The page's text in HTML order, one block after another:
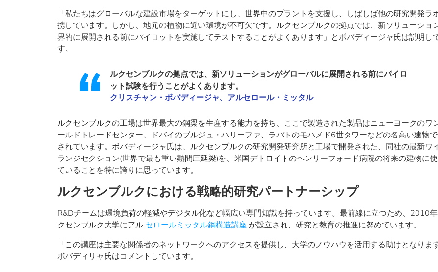
「私たちはグローバルな建設市場をターゲットにし、世界中のプラントを支援し、しばしば他の研究開発ラ
携しています。しかし、地元の植物に近い環境が不可欠です。ルクセンブルクの拠点では、新ソリューショ
界的に展開される前にパイロットを実施してテストすることがよくあります」とボバディージャ氏は説明し
す。
ルクセンブルクの拠点では、新ソリューションがグローバルに展開される前にパイロ
ット試験を行うことがよくあります。
クリスチャン・ボバディージャ、アルセロール・ミッタル
ルクセンブルクの工場は世界最大の鋼梁を生産する能力を持ち、ここで製造された製品はニューヨークのワ
ールドトレードセンター、ドバイのブルジュ・ハリーファ、ラバトのモハメド6世タワーなどの名高い建物
されています。ボバディージャ氏は、ルクセンブルクの研究開発研究所と工場で開発された、同社の最新ワ
ランジセクション(世界で最も重い熱間圧延梁)を、米国デトロイトのヘンリーフォード病院の将来の建物に
ていることを特に誇りに思っています。
ルクセンブルクにおける戦略的研究パートナーシップ
R&Dチームは環境負荷の軽減やデジタル化など幅広い専門知識を持っています。最前線に立つため、2010
クセンブルク大学にアル セロールミッタル鋼構造講座 が設立され、研究と教育の推進に努めています。
「この講座は主要な関係者のネットワークへのアクセスを提供し、大学のノウハウを活用する助けとなりま
ボバディリャ氏はコメントしています。